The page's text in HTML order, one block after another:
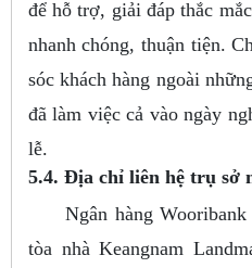
để hỗ trợ, giải đáp thắc
nhanh chóng, thuận tiện.
sóc khách hàng ngoài
đã làm việc cả vào ngày
lễ.
5.4. Địa chỉ liên hệ trụ sở
Ngân hàng Wooribank
tòa nhà Keangnam